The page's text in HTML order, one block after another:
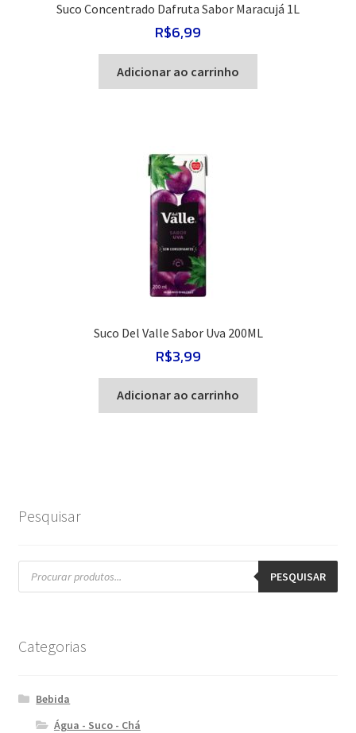
Suco Concentrado Dafruta Sabor Maracujá 1L
R$6,99
Adicionar ao carrinho
Suco Del Valle Sabor Uva 200ML
R$3,99
Adicionar ao carrinho
Pesquisar
Pesquisar
produtos PESQUISAR
Categorias
Bebida
Água - Suco - Chá